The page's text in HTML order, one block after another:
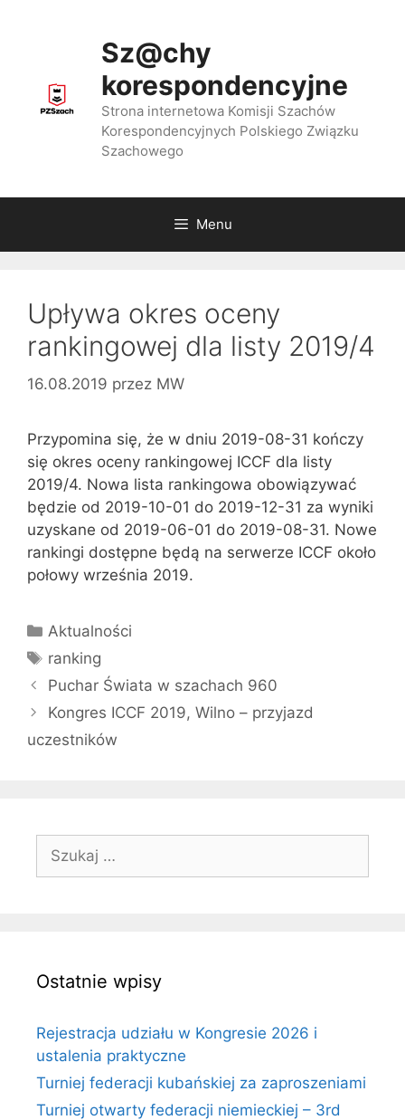
Sz@chy
korespondencyjne
Strona internetowa Komisji Szachów
Korespondencyjnych Polskiego Związku
Szachowego
Menu
Upływa okres oceny
rankingowej dla listy 2019/4
16.08.2019 przez MW
Przypomina się, że w dniu 2019-08-31 kończy
się okres oceny rankingowej ICCF dla listy
2019/4. Nowa lista rankingowa obowiązywać
będzie od 2019-10-01 do 2019-12-31 za wyniki
uzyskane od 2019-06-01 do 2019-08-31. Nowe
rankingi dostępne będą na serwerze ICCF około
połowy września 2019.
Kategorie
Aktualności
Tagi
ranking
Puchar Świata w szachach 960
Kongres ICCF 2019, Wilno – przyjazd
uczestników
Ostatnie wpisy
Rejestracja udziału w Kongresie 2026 i
ustalenia praktyczne
Turniej federacji kubańskiej za zaproszeniami
Turniej otwarty federacji niemieckiej – 3rd